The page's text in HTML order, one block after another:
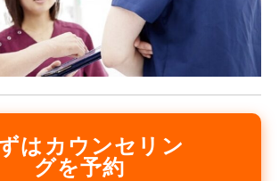
はカウンセリン
グを予約